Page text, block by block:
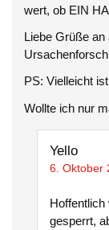
wert, ob EIN
Liebe Grüße
PS: Vielleicht
Wollte ich nur
Yello
6. Oktober
Hoffentlich
gesperrt,